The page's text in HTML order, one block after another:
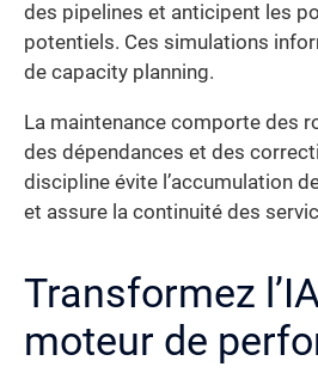
des pipelines et anticipent les
potentiels. Ces simulations
de capacity planning.
La maintenance comporte des
des dépendances et des
discipline évite l’accumulation
et assure la continuité des
Transformez
moteur de